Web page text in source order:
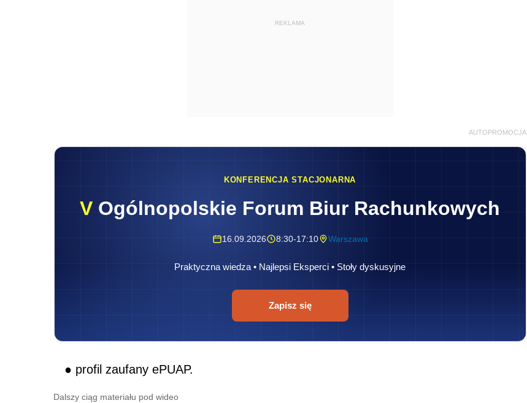
REKLAMA
AUTOPROMOCJA
KONFERENCJA STACJONARNA
V Ogólnopolskie Forum Biur Rachunkowych
16.09.2026 8:30-17:10 Warszawa
Praktyczna wiedza • Najlepsi Eksperci • Stoły dyskusyjne
Zapisz się
● profil zaufany ePUAP.
Dalszy ciąg materiału pod wideo